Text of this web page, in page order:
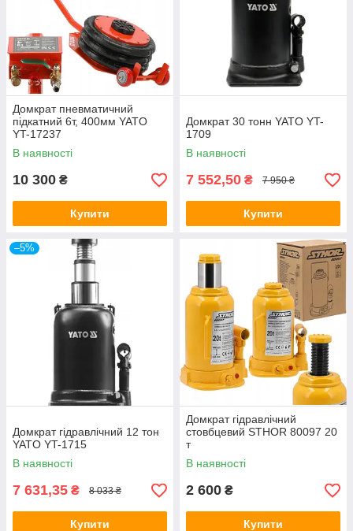
Домкрат пневматичний
підкатний 6т, 400мм YATO
YT-17237
В наявності
10 300 ₴
Купити
Домкрат 30 тонн YATO YT-
1709
В наявності
7 552,50 ₴ 7 950 ₴
Купити
–5%
Домкрат гідравлічний 12 тон
YATO YT-1715
В наявності
7 631,35 ₴ 8 033 ₴
Купити
Домкрат гідравлічний
cтовбцевий STHOR 80097 20
т
В наявності
2 600 ₴
Купити